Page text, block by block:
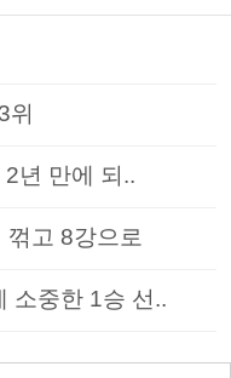
위
2년 만에 되..
꺾고 8강으로
소중한 1승 선..